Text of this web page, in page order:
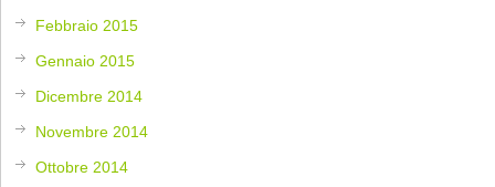
Febbraio 2015
Gennaio 2015
Dicembre 2014
Novembre 2014
Ottobre 2014